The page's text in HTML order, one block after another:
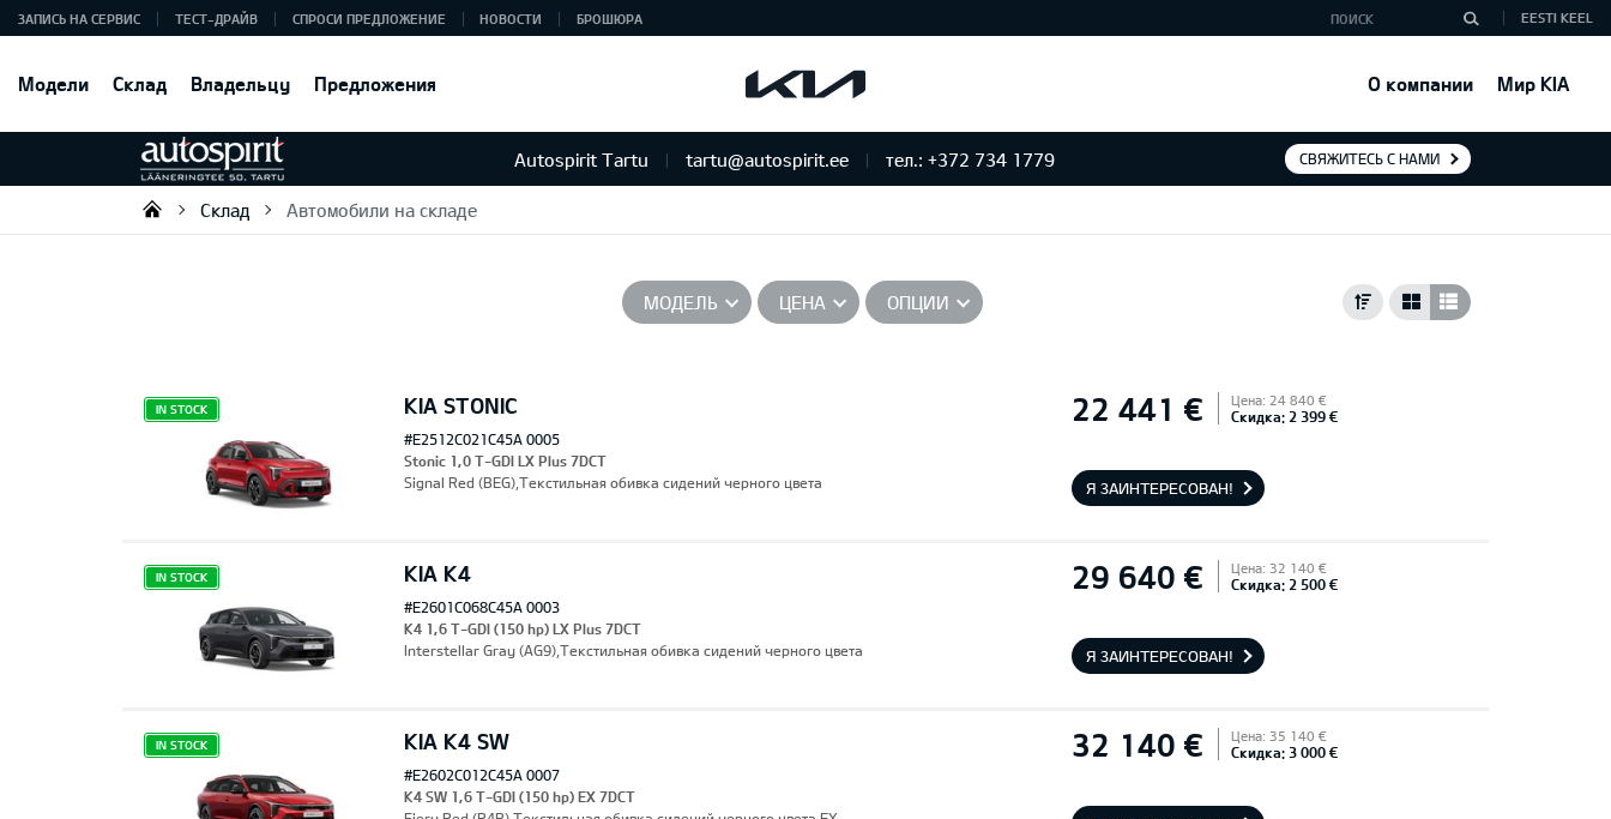
Модели Склад Владельцу Предложения О компании Мир KIA
ЗАПИСЬ НА СЕРВИС ТЕСТ-ДРАЙВ СПРОСИ ПРЕДЛОЖЕНИЕ НОВОСТИ БРОШЮРА EESTI KEEL
Autospirit Tartu tartu@autospirit.ee тел.: +372 734 1779 СВЯЖИТЕСЬ С НАМИ
Autospirit Tartu OÜ
Склад Автомобили на складе
МОДЕЛЬ ЦЕНА ОПЦИИ
KIA STONIC 22 441 € Цена: 24 840 €
Скидка: 2 399 €
IN STOCK
#E2512C021C45A 0005
Stonic 1,0 T-GDI LX Plus 7DCT
Signal Red (BEG),Текстильная обивка сидений черного цвета
Я ЗАИНТЕРЕСОВАН!
KIA K4 29 640 € Цена: 32 140 €
Скидка: 2 500 €
IN STOCK
#E2601C068C45A 0003
K4 1,6 T-GDI (150 hp) LX Plus 7DCT
Interstellar Gray (AG9),Текстильная обивка сидений черного цвета
Я ЗАИНТЕРЕСОВАН!
KIA K4 SW 32 140 € Цена: 35 140 €
Скидка: 3 000 €
IN STOCK
#E2602C012C45A 0007
K4 SW 1,6 T-GDI (150 hp) EX 7DCT